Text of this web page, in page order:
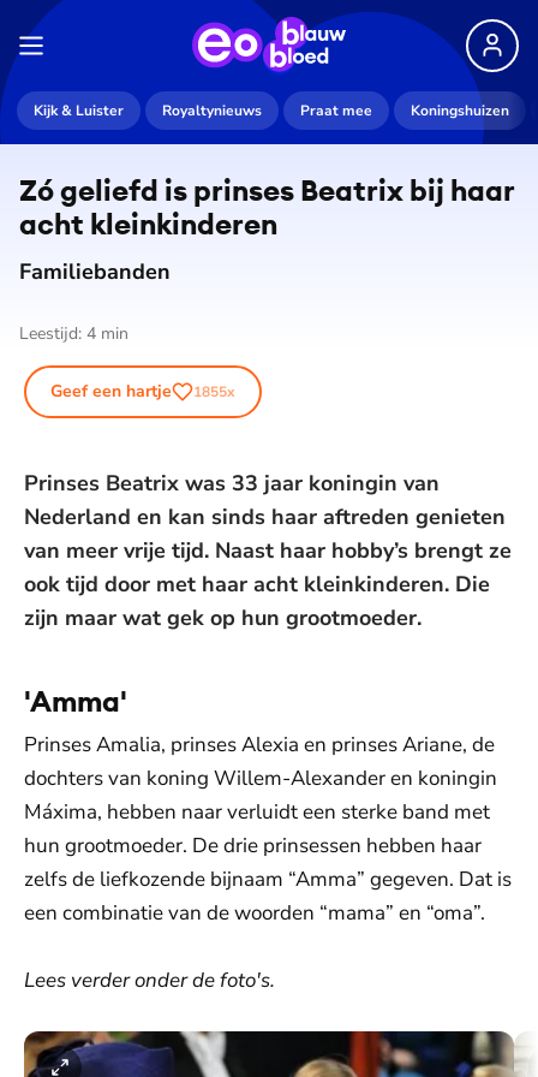
Kijk & Luister Royaltynieuws Praat mee Koningshuizen
De weergave van deze video vereist jouw
toestemming voor social media cookies.
Zó geliefd is prinses Beatrix bij haar
acht klein­kin­de­ren
Familiebanden
Leestijd: 4 min
Geef een hartje 1855x
Prinses Beatrix was 33 jaar koningin van
Nederland en kan sinds haar aftreden genieten
van meer vrije tijd. Naast haar hobby’s brengt ze
ook tijd door met haar acht kleinkinderen. Die
zijn maar wat gek op hun grootmoeder.
'Amma'
Prinses Amalia, prinses Alexia en prinses Ariane, de
dochters van koning Willem-Alexander en koningin
Máxima, hebben naar verluidt een sterke band met
hun grootmoeder. De drie prinsessen hebben haar
zelfs de liefkozende bijnaam “Amma” gegeven. Dat is
een combinatie van de woorden “mama” en “oma”.
Lees verder onder de foto's.